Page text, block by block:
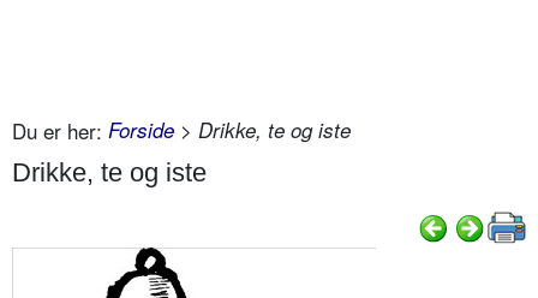
Du er her: Forside > Drikke, te og iste
Drikke, te og iste